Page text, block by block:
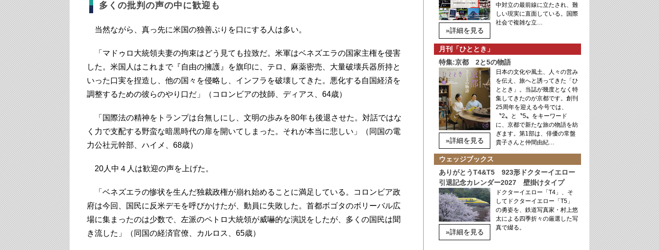
多くの批判の声の中に歓迎も
当然ながら、真っ先に米国の独善ぶりを口にする人は多い。
「マドゥロ大統領夫妻の拘束はどう見ても拉致だ。米軍はベネズエラの国家主権を侵害
した。米国人はこれまで『自由の擁護』を旗印に、テロ、麻薬密売、大量破壊兵器所持と
いった口実を捏造し、他の国々を侵略し、インフラを破壊してきた。悪化する自国経済を
調整するための彼らのやり口だ」（コロンビアの技師、ディアス、64歳）
「国際法の精神をトランプは台無しにし、文明の歩みを80年も後退させた。対話ではな
く力で支配する野蛮な暗黒時代の扉を開いてしまった。それが本当に悲しい」（同国の電
力公社元幹部、ハイメ、68歳）
20人中４人は歓迎の声を上げた。
「ベネズエラの惨状を生んだ独裁政権が崩れ始めることに満足している。コロンビア政
府は今回、国民に反米デモを呼びかけたが、動員に失敗した。首都ボゴタのボリーバル広
場に集まったのは少数で、左派のペトロ大統領が威嚇的な演説をしたが、多くの国民は聞
き流した」（同国の経済官僚、カルロス、65歳）
»詳細を見る
中対立の最前線に立たされ、難
しい現実に直面している。国際
社会で複雑な立…
月刊「ひととき」
特集:京都 2と5の物語
»詳細を見る
日本の文化や風土、人々の営み
を伝え、旅へと誘ってきた「ひ
ととき」。当誌が幾度となく特
集してきたのが京都です。創刊
25周年を迎える今号では、
〝2〟と〝5〟をキーワード
に、京都で新たな旅の物語を紡
ぎます。第1部は、俳優の常盤
貴子さんと仲間由紀…
ウェッジブックス
ありがとうT4&T5 923形ドクターイエロー
引退記念カレンダー2027 壁掛けタイプ
»詳細を見る
ドクターイエロー「T4」、そ
してドクターイエロー「T5」
の勇姿を、鉄道写真家・村上悠
太による四季折々の厳選した写
真で綴る。